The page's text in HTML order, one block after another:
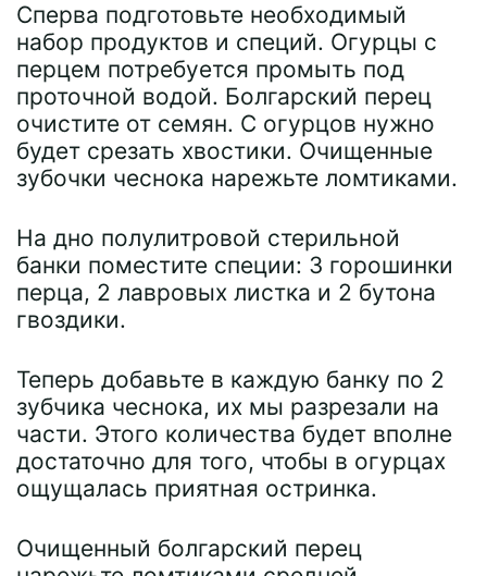
Сперва подготовьте необходимый
набор продуктов и специй. Огурцы с
перцем потребуется промыть под
проточной водой. Болгарский перец
очистите от семян. С огурцов нужно
будет срезать хвостики. Очищенные
зубочки чеснока нарежьте ломтиками.
На дно полулитровой стерильной
банки поместите специи: 3 горошинки
перца, 2 лавровых листка и 2 бутона
гвоздики.
Теперь добавьте в каждую банку по 2
зубчика чеснока, их мы разрезали на
части. Этого количества будет вполне
достаточно для того, чтобы в огурцах
ощущалась приятная остринка.
Очищенный болгарский перец